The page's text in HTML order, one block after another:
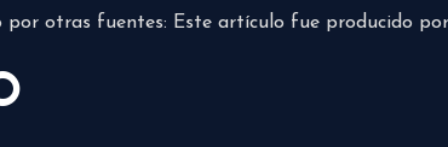
por otras fuentes: Este artículo fue producido por